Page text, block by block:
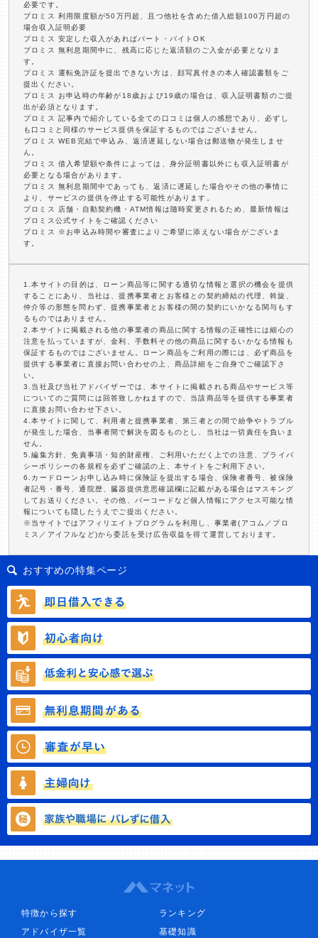
必要です。
プロミス 利用限度額が50万円超、且つ他社を含めた借入総額100万円超の
場合収入証明必要
プロミス 安定した収入があればパート・バイトOK
プロミス 無利息期間中に、残高に応じた返済額のご入金が必要となりま
す。
プロミス 運転免許証を提出できない方は、顔写真付きの本人確認書類をご
提出ください。
プロミス お申込時の年齢が18歳および19歳の場合は、収入証明書類のご提
出が必須となります。
プロミス 記事内で紹介している全ての口コミは個人の感想であり、必ずし
も口コミと同様のサービス提供を保証するものではございません。
プロミス WEB完結で申込み、返済遅延しない場合は郵送物が発生しませ
ん。
プロミス 借入希望額や条件によっては、身分証明書以外にも収入証明書が
必要となる場合があります。
プロミス 無利息期間中であっても、返済に遅延した場合やその他の事情に
より、サービスの提供を停止する可能性があります。
プロミス 店舗・自動契約機・ATM情報は随時変更されるため、最新情報は
プロミス公式サイトをご確認ください
プロミス ※お申込み時間や審査によりご希望に添えない場合がございま
す。
1.本サイトの目的は、ローン商品等に関する適切な情報と選択の機会を提供
することにあり、当社は、提携事業者とお客様との契約締結の代理、斡旋、
仲介等の形態を問わず、提携事業者とお客様の間の契約にいかなる関与もす
るものではありません。
2.本サイトに掲載される他の事業者の商品に関する情報の正確性には細心の
注意を払っていますが、金利、手数料その他の商品に関するいかなる情報も
保証するものではございません。ローン商品をご利用の際には、必ず商品を
提供する事業者に直接お問い合わせの上、商品詳細をご自身でご確認下さ
い。
3.当社及び当社アドバイザーでは、本サイトに掲載される商品やサービス等
についてのご質問には回答致しかねますので、当該商品等を提供する事業者
に直接お問い合わせ下さい。
4.本サイトに関して、利用者と提携事業者、第三者との間で紛争やトラブル
が発生した場合、当事者間で解決を図るものとし、当社は一切責任を負いま
せん。
5.編集方針、免責事項・知的財産権、ご利用いただく上での注意、プライバ
シーポリシーの各規程を必ずご確認の上、本サイトをご利用下さい。
6.カードローンお申し込み時に保険証を提出する場合、保険者番号、被保険
者記号・番号、通院歴、臓器提供意思確認欄に記載がある場合はマスキング
してお送りください。その他、バーコードなど個人情報にアクセス可能な情
報についても隠したうえでご提出ください。
※当サイトではアフィリエイトプログラムを利用し、事業者(アコム／プロ
ミス／アイフルなど)から委託を受け広告収益を得て運営しております。
おすすめの特集ページ
特徴から探す
ランキング
アドバイザ一覧
基礎知識